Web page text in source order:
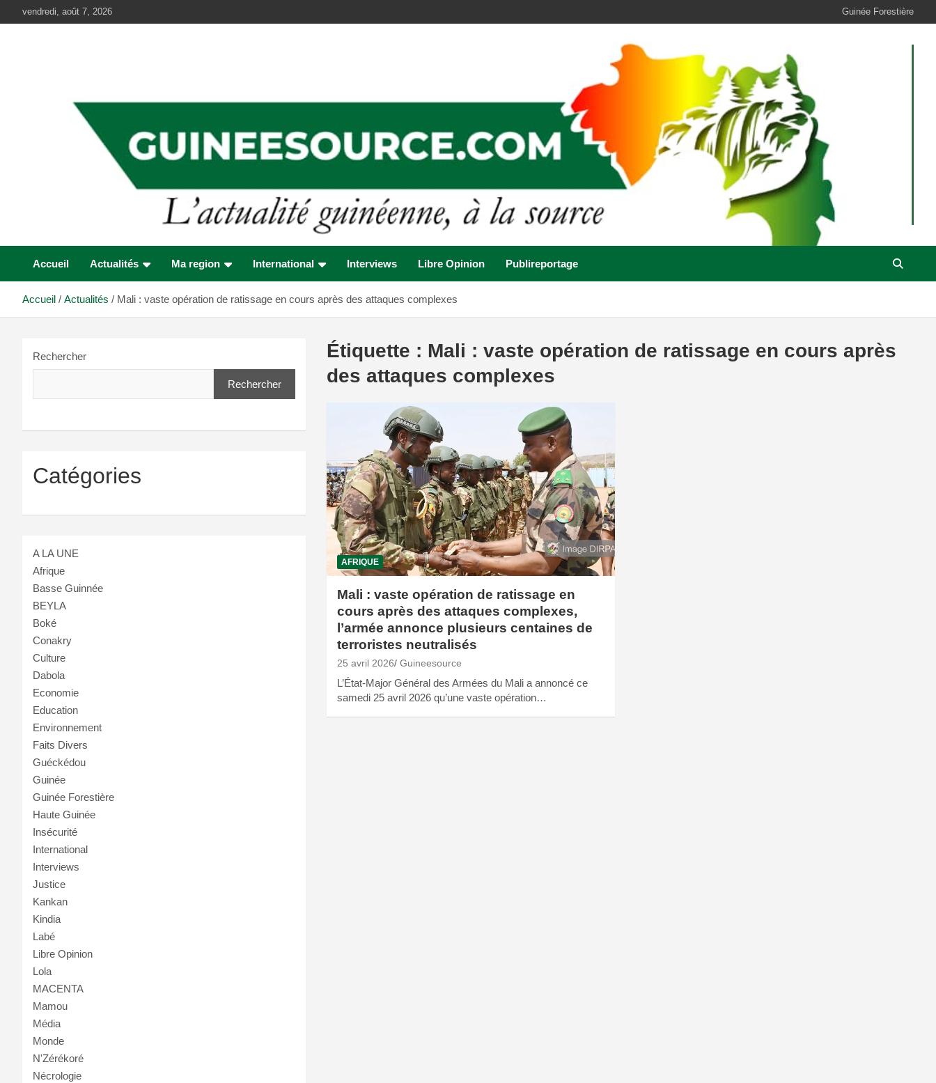
au
vendredi, août 7, 2026 Guinée Forestière
Accueil Actualités Ma region International Interviews Libre Opinion Publireportage
Accueil Actualités Mali : vaste opération de ratissage en cours après des attaques complexes
Étiquette : Mali : vaste opération de ratissage en cours après
des attaques complexes
AFRIQUE
Mali : vaste opération de ratissage en
cours après des attaques complexes,
l’armée annonce plusieurs centaines de
terroristes neutralisés
25 avril 2026 Guineesource
L’État-Major Général des Armées du Mali a annoncé ce
samedi 25 avril 2026 qu’une vaste opération…
Rechercher
Rechercher
Catégories
A LA UNE
Afrique
Basse Guinnée
BEYLA
Boké
Conakry
Culture
Dabola
Economie
Education
Environnement
Faits Divers
Guéckédou
Guinée
Guinée Forestière
Haute Guinée
Insécurité
International
Interviews
Justice
Kankan
Kindia
Labé
Libre Opinion
Lola
MACENTA
Mamou
Média
Monde
N'Zérékoré
Nécrologie